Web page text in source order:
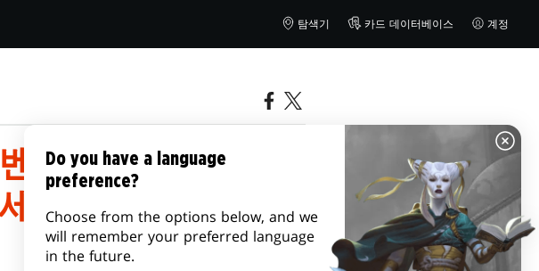
탐색기 카드 데이터베이스 계정
트 및 프로모와
요
Do you have a language
preference?
Choose from the options below, and we
will remember your preferred language
in the future.